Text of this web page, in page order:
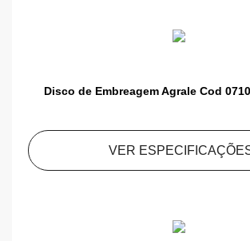
Disco de Embreagem Agrale Cod
VER